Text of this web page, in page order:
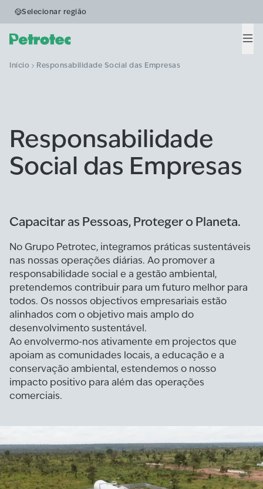
Selecionar região
Início Responsabilidade Social das Empresas
Responsabilidade
Social das Empresas
Capacitar as Pessoas, Proteger o Planeta.
No Grupo Petrotec, integramos práticas sustentáveis
nas nossas operações diárias. Ao promover a
responsabilidade social e a gestão ambiental,
pretendemos contribuir para um futuro melhor para
todos. Os nossos objectivos empresariais estão
alinhados com o objetivo mais amplo do
desenvolvimento sustentável.
Ao envolvermo-nos ativamente em projectos que
apoiam as comunidades locais, a educação e a
conservação ambiental, estendemos o nosso
impacto positivo para além das operações
comerciais.